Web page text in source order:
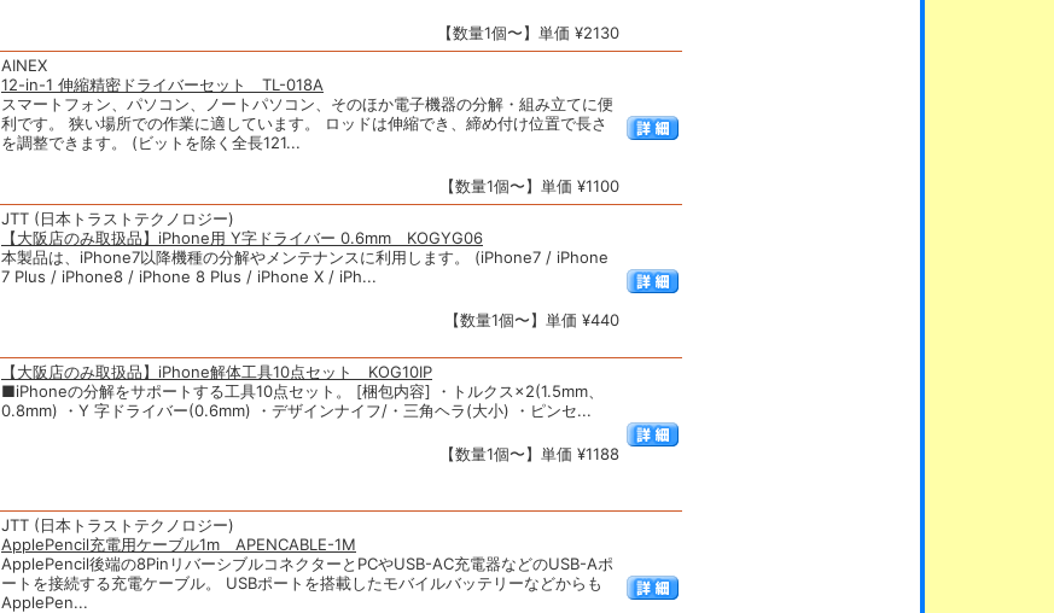
【数量1個〜】単価 ¥2130
AINEX
12-in-1 伸縮精密ドライバーセット TL-018A
スマートフォン、パソコン、ノートパソコン、そのほか電子機器の分解・組み立てに便
利です。 狭い場所での作業に適しています。 ロッドは伸縮でき、締め付け位置で長さ
を調整できます。 (ビットを除く全長121...
【数量1個〜】単価 ¥1100
JTT (日本トラストテクノロジー)
【大阪店のみ取扱品】iPhone用 Y字ドライバー 0.6mm KOGYG06
本製品は、iPhone7以降機種の分解やメンテナンスに利用します。 (iPhone7 / iPhone
7 Plus / iPhone8 / iPhone 8 Plus / iPhone X / iPh...
【数量1個〜】単価 ¥440
【大阪店のみ取扱品】iPhone解体工具10点セット KOG10IP
■iPhoneの分解をサポートする工具10点セット。 [梱包内容] ・トルクス×2(1.5mm、
0.8mm) ・Y 字ドライバー(0.6mm) ・デザインナイフ/・三角ヘラ(大小) ・ピンセ...
【数量1個〜】単価 ¥1188
JTT (日本トラストテクノロジー)
ApplePencil充電用ケーブル1m APENCABLE-1M
ApplePencil後端の8PinリバーシブルコネクターとPCやUSB-AC充電器などのUSB-Aポ
ートを接続する充電ケーブル。 USBポートを搭載したモバイルバッテリーなどからも
ApplePen...